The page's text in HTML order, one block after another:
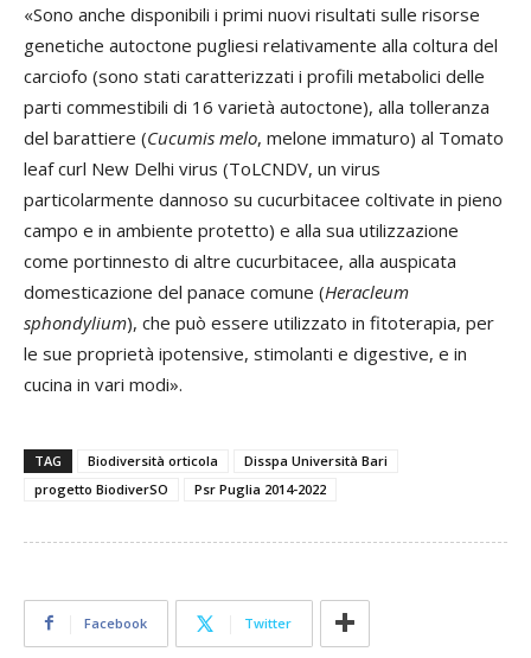
«Sono anche disponibili i primi nuovi risultati sulle risorse
genetiche autoctone pugliesi relativamente alla coltura del
carciofo (sono stati caratterizzati i profili metabolici delle
parti commestibili di 16 varietà autoctone), alla tolleranza
del barattiere (Cucumis melo, melone immaturo) al Tomato
leaf curl New Delhi virus (ToLCNDV, un virus
particolarmente dannoso su cucurbitacee coltivate in pieno
campo e in ambiente protetto) e alla sua utilizzazione
come portinnesto di altre cucurbitacee, alla auspicata
domesticazione del panace comune (Heracleum
sphondylium), che può essere utilizzato in fitoterapia, per
le sue proprietà ipotensive, stimolanti e digestive, e in
cucina in vari modi».
TAG Biodiversità orticola
Disspa Università Bari
progetto BiodiverSO
Psr Puglia 2014-2022
Facebook Twitter